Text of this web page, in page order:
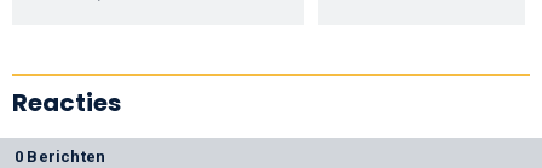
Reacties
0 Berichten